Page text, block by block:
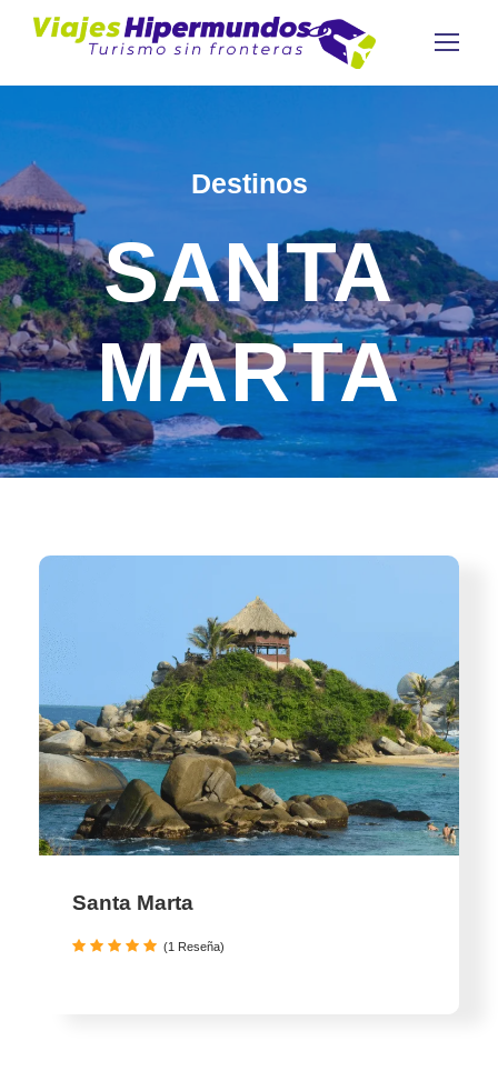
Destinos
SANTA
MARTA
Santa Marta
(1 Reseña)